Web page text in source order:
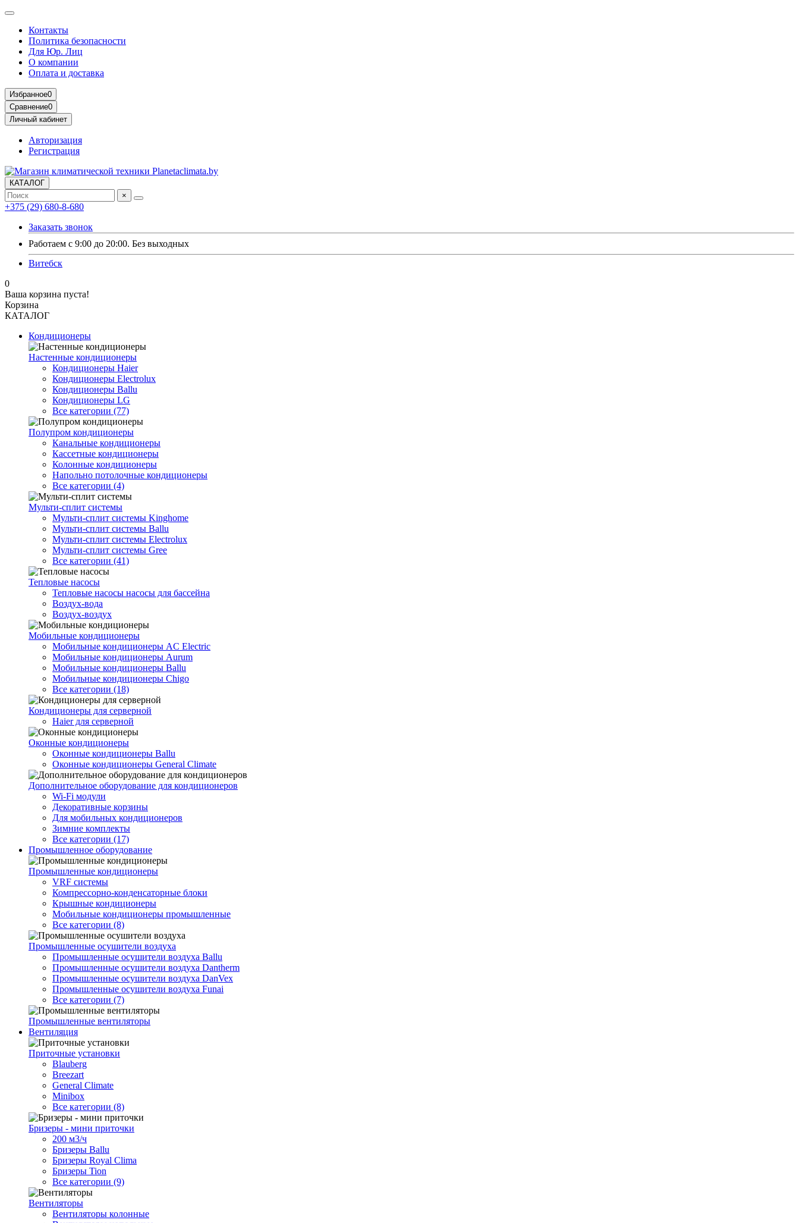
Контакты
Политика безопасности
Для Юр. Лиц
О компании
Оплата и доставка
Избранное0
Сравнение0
Личный кабинет
Авторизация
Регистрация
КАТАЛОГ
×
+375 (29) 680-8-680
Заказать звонок
Работаем с 9:00 до 20:00. Без выходных
Витебск
0
Ваша корзина пуста!
Корзина
КАТАЛОГ
Кондиционеры
Настенные кондиционеры
Кондиционеры Haier
Кондиционеры Electrolux
Кондиционеры Ballu
Кондиционеры LG
Все категории (77)
Полупром кондиционеры
Канальные кондиционеры
Кассетные кондиционеры
Колонные кондиционеры
Напольно потолочные кондиционеры
Все категории (4)
Мульти-сплит системы
Мульти-сплит системы Kinghome
Мульти-сплит системы Ballu
Мульти-сплит системы Electrolux
Мульти-сплит системы Gree
Все категории (41)
Тепловые насосы
Тепловые насосы насосы для бассейна
Воздух-вода
Воздух-воздух
Мобильные кондиционеры
Мобильные кондиционеры AC Electric
Мобильные кондиционеры Aurum
Мобильные кондиционеры Ballu
Мобильные кондиционеры Chigo
Все категории (18)
Кондиционеры для серверной
Haier для серверной
Оконные кондиционеры
Оконные кондиционеры Ballu
Оконные кондиционеры General Climate
Дополнительное оборудование для кондиционеров
Wi-Fi модули
Декоративные корзины
Для мобильных кондиционеров
Зимние комплекты
Все категории (17)
Промышленное оборудование
Промышленные кондиционеры
VRF системы
Компрессорно-конденсаторные блоки
Крышные кондиционеры
Мобильные кондиционеры промышленные
Все категории (8)
Промышленные осушители воздуха
Промышленные осушители воздуха Ballu
Промышленные осушители воздуха Dantherm
Промышленные осушители воздуха DanVex
Промышленные осушители воздуха Funai
Все категории (7)
Промышленные вентиляторы
Вентиляция
Приточные установки
Blauberg
Breezart
General Climate
Minibox
Все категории (8)
Бризеры - мини приточки
200 м3/ч
Бризеры Ballu
Бризеры Royal Clima
Бризеры Tion
Все категории (9)
Вентиляторы
Вентиляторы колонные